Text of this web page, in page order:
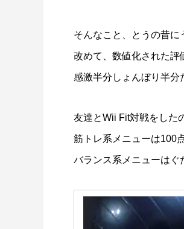
そんなこと、とうの昔に
改めて、数値化された評
感激半分しょんぼり半分
友達とWii Fit対戦をした
筋トレ系メニューは100
バランス系メニューはぐ